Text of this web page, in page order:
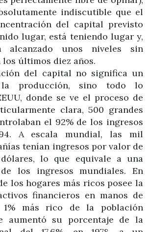
indiscutible que el
del capital previsto
lugar, está teniendo lugar y,
alcanzado unos niveles sin
los últimos diez años.
del capital no significa un
producción, sino todo lo
donde se ve el proceso de
clara, 500 grandes
el 92% de los ingresos
A escala mundial, las mil
tenían ingresos por valor de
lo que equivale a una
los ingresos mundiales. En
los hogares más ricos posee la
financieros en manos de
1% más rico de la población
aumentó su porcentaje de la